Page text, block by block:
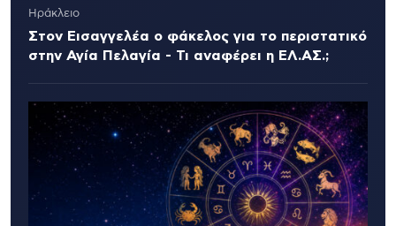
Ηράκλειο
Στον Εισαγγελέα ο φάκελος για το περιστατικό
στην Αγία Πελαγία - Τι αναφέρει η ΕΛ.ΑΣ.;